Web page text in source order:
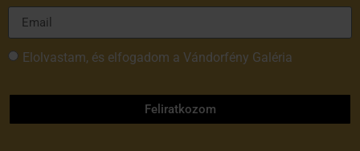
Elolvastam, és elfogadom a Vándorfény Galéria
Feliratkozom